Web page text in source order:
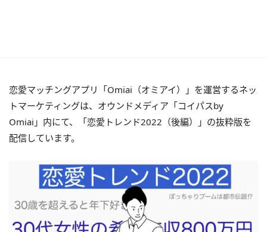
恋愛マッチングアプリ「Omiai（オミアイ）」を運営するネッ
トマーケティングは、オウンドメディア「コイパスby
Omiai」内にて、「恋愛トレンド2022（後編）」の抜粋版を
配信しています。